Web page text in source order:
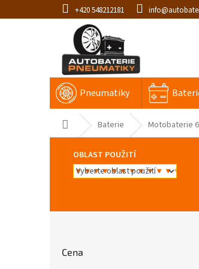
na
+420 548212181
Pneumatiky
Domů Baterie Motobaterie
OBLAST POUŽITÍ
Cena